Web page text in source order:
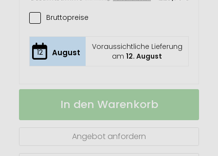
Bruttopreise
12 August
Voraussichtliche Lieferung
am12. August
Softshelljacke
Damen
In den Warenkorb
Angebot anfordern